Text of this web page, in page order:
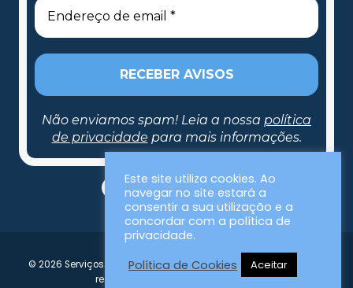
Receba AVISOS por Email!
Não enviamos spam! Leia a nossapolítica de
privacidade
Não enviamos spam! Leia a nossa política
de privacidade para mais informações.
© 2026 Serviços Municipalizados da Nazaré | Todos os direitos
reservados | Desenvolvido por SMN
Este site utiliza cookies. Ao
navegar no site estará a
consentir a sua utilização e a
concordar com a política de
privacidade.
Política de Cookies
Aceitar